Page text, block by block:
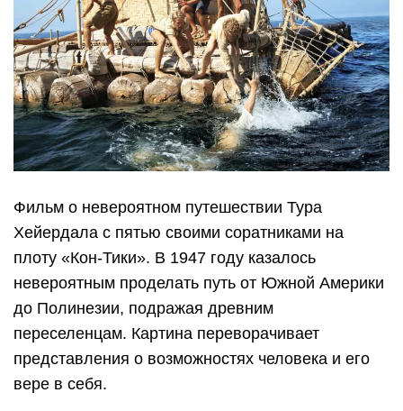
Фильм о невероятном путешествии Тура
Хейердала с пятью своими соратниками на
плоту «Кон-Тики». В 1947 году казалось
невероятным проделать путь от Южной Америки
до Полинезии, подражая древним
переселенцам. Картина переворачивает
представления о возможностях человека и его
вере в себя.